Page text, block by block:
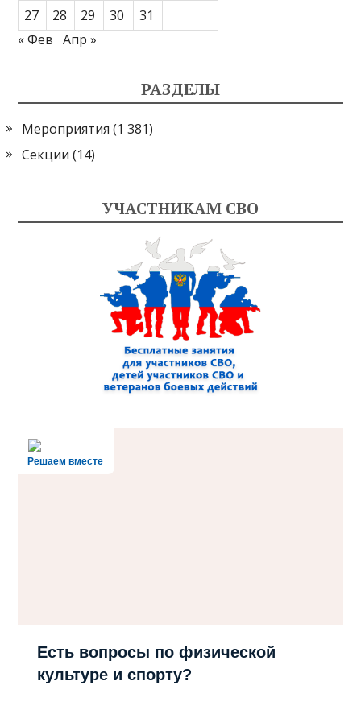
27 28 29 30
31
« Фев
Апр »
РАЗДЕЛЫ
Мероприятия (1 381)
Секции (14)
УЧАСТНИКАМ СВО
Решаем вместе
Есть вопросы по физической
культуре и спорту?